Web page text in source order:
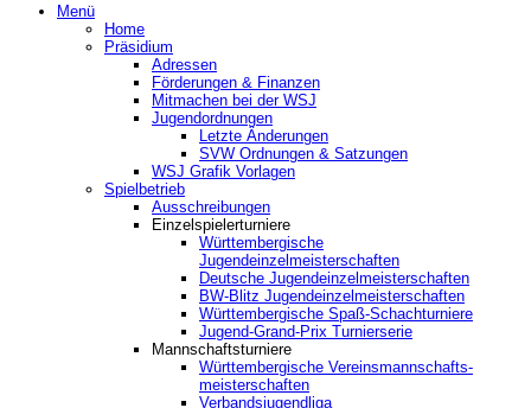
Menü
Home
Präsidium
Adressen
Förderungen & Finanzen
Mitmachen bei der WSJ
Jugendordnungen
Letzte Änderungen
SVW Ordnungen & Satzungen
WSJ Grafik Vorlagen
Spielbetrieb
Ausschreibungen
Einzelspielerturniere
Württembergische
Jugendeinzelmeisterschaften
Deutsche Jugendeinzelmeisterschaften
BW-Blitz Jugendeinzelmeisterschaften
Württembergische Spaß-Schachturniere
Jugend-Grand-Prix Turnierserie
Mannschaftsturniere
Württembergische Vereinsmannschafts-
meisterschaften
Verbandsjugendliga